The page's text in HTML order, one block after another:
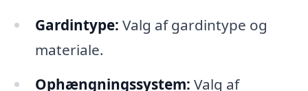
Gardintype: Valg af gardintype og
materiale.
Ophængningssystem: Valg af